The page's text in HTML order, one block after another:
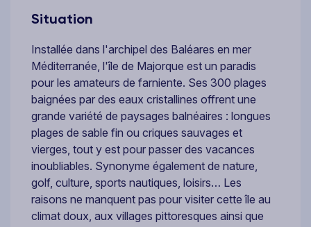
Situation
Installée dans l'archipel des Baléares en mer
Méditerranée, l'île de Majorque est un paradis
pour les amateurs de farniente. Ses 300 plages
baignées par des eaux cristallines offrent une
grande variété de paysages balnéaires : longues
plages de sable fin ou criques sauvages et
vierges, tout y est pour passer des vacances
inoubliables. Synonyme également de nature,
golf, culture, sports nautiques, loisirs… Les
raisons ne manquent pas pour visiter cette île au
climat doux, aux villages pittoresques ainsi que